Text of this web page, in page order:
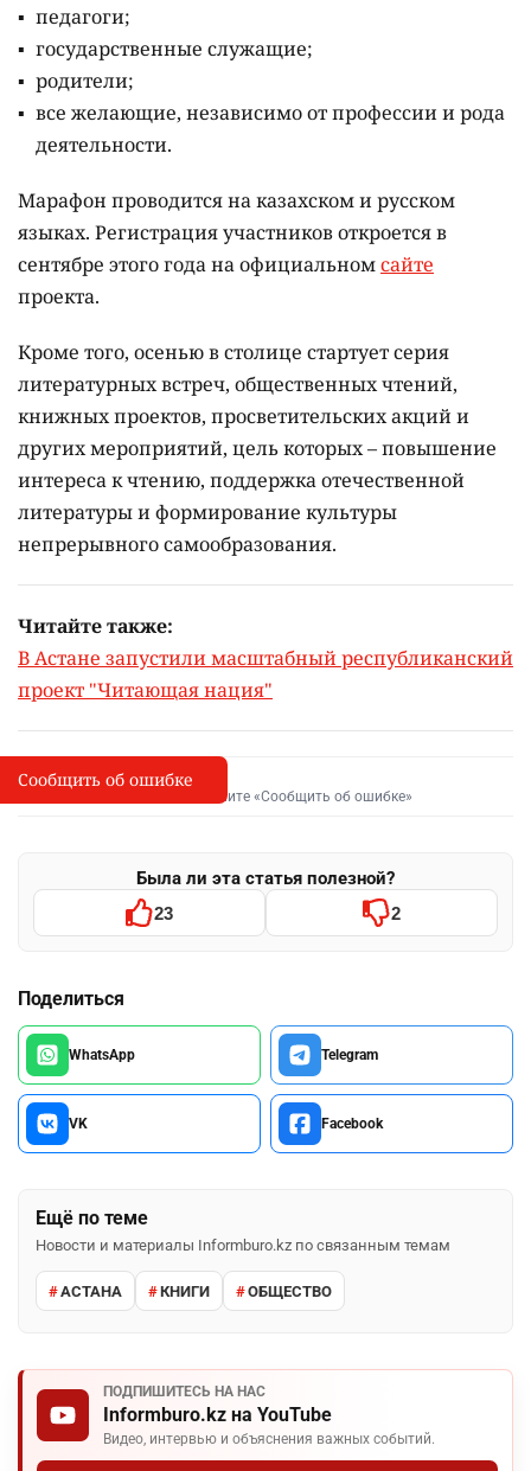
педагоги;
государственные служащие;
родители;
все желающие, независимо от профессии и рода
деятельности.
Марафон проводится на казахском и русском
языках. Регистрация участников откроется в
сентябре этого года на официальномсайте
проекта.
Кроме того, осенью в столице стартует серия
литературных встреч, общественных чтений,
книжных проектов, просветительских акций и
других мероприятий, цель которых –повышение
интереса к чтению, поддержка отечественной
литературы и формирование культуры
непрерывного самообразования.
Читайте также:
В Астане запустили масштабный республиканский
проект "Читающая нация"
I
Сообщить об опечатке
Выделите фрагмент и нажмите «Сообщить об ошибке»
Была ли эта статья полезной?
23 2
Поделиться
WhatsApp Telegram
VK Facebook
Ещё по теме
Новости и материалы Informburo.kz по связанным темам
АСТАНА КНИГИ ОБЩЕСТВО
ПОДПИШИТЕСЬ НА НАС
Informburo.kz на YouTube
Видео, интервью и объяснения важных событий.
Сообщить об ошибке